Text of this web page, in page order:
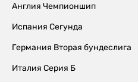
Англия Чемпионшип
Испания Сегунда
Германия Вторая бундеслига
Италия Серия Б